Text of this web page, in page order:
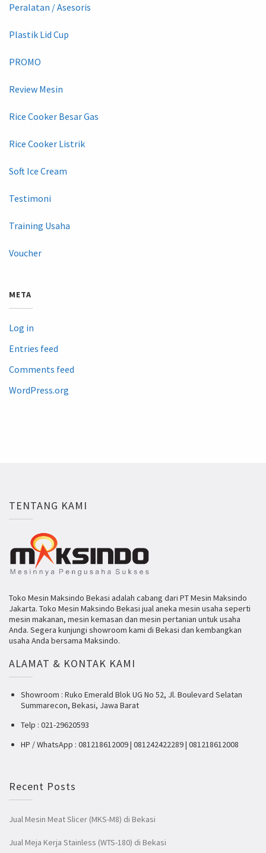
Peralatan / Asesoris
Plastik Lid Cup
PROMO
Review Mesin
Rice Cooker Besar Gas
Rice Cooker Listrik
Soft Ice Cream
Testimoni
Training Usaha
Voucher
META
Log in
Entries feed
Comments feed
WordPress.org
TENTANG KAMI
Toko Mesin Maksindo Bekasi adalah cabang dari PT Mesin Maksindo
Jakarta. Toko Mesin Maksindo Bekasi jual aneka mesin usaha seperti
mesin makanan, mesin kemasan dan mesin pertanian untuk usaha
Anda. Segera kunjungi showroom kami di Bekasi dan kembangkan
usaha Anda bersama Maksindo.
ALAMAT & KONTAK KAMI
Showroom : Ruko Emerald Blok UG No 52, Jl. Boulevard Selatan
Summarecon, Bekasi, Jawa Barat
Telp : 021-29620593
HP / WhatsApp : 081218612009 | 081242422289 | 081218612008
Recent Posts
Jual Mesin Meat Slicer (MKS-M8) di Bekasi
Jual Meja Kerja Stainless (WTS-180) di Bekasi